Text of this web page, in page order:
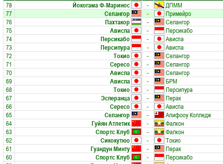
78 Йокогама Ф-Маринос -
ДПММ
77
Селангор -
Примейро
76
Пахтакор -
Селангор
75
Ависпа -
Персикабо
74
Персикабо -
Ависпа
73
Персипура -
Ависпа
72
Токио -
Селангор
71
Сересо -
Селангор
70
Ависпа -
Селангор
69
Ависпа -
БРМ
68
Токио -
Персипура
67
Эсперанца -
Перак
66
Сересо -
Ависпа
65
Селангор -
Апифооу Колледж
64
Гуйян Атлетик -
Фалкон
63
Спортс Клуб -
Фалкон
62
Сикокутюо -
Токио
61
Гуандун Минту -
Перак
60
Спортс Клуб -
Персикабо